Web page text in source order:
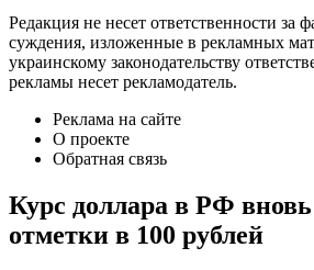
Редакция не несет ответственности за
суждения, изложенные в рекламных
украинскому законодательству
рекламы несет рекламодатель.
Реклама на сайте
О проекте
Обратная связь
Курс доллара в РФ вновь
отметки в 100 рублей